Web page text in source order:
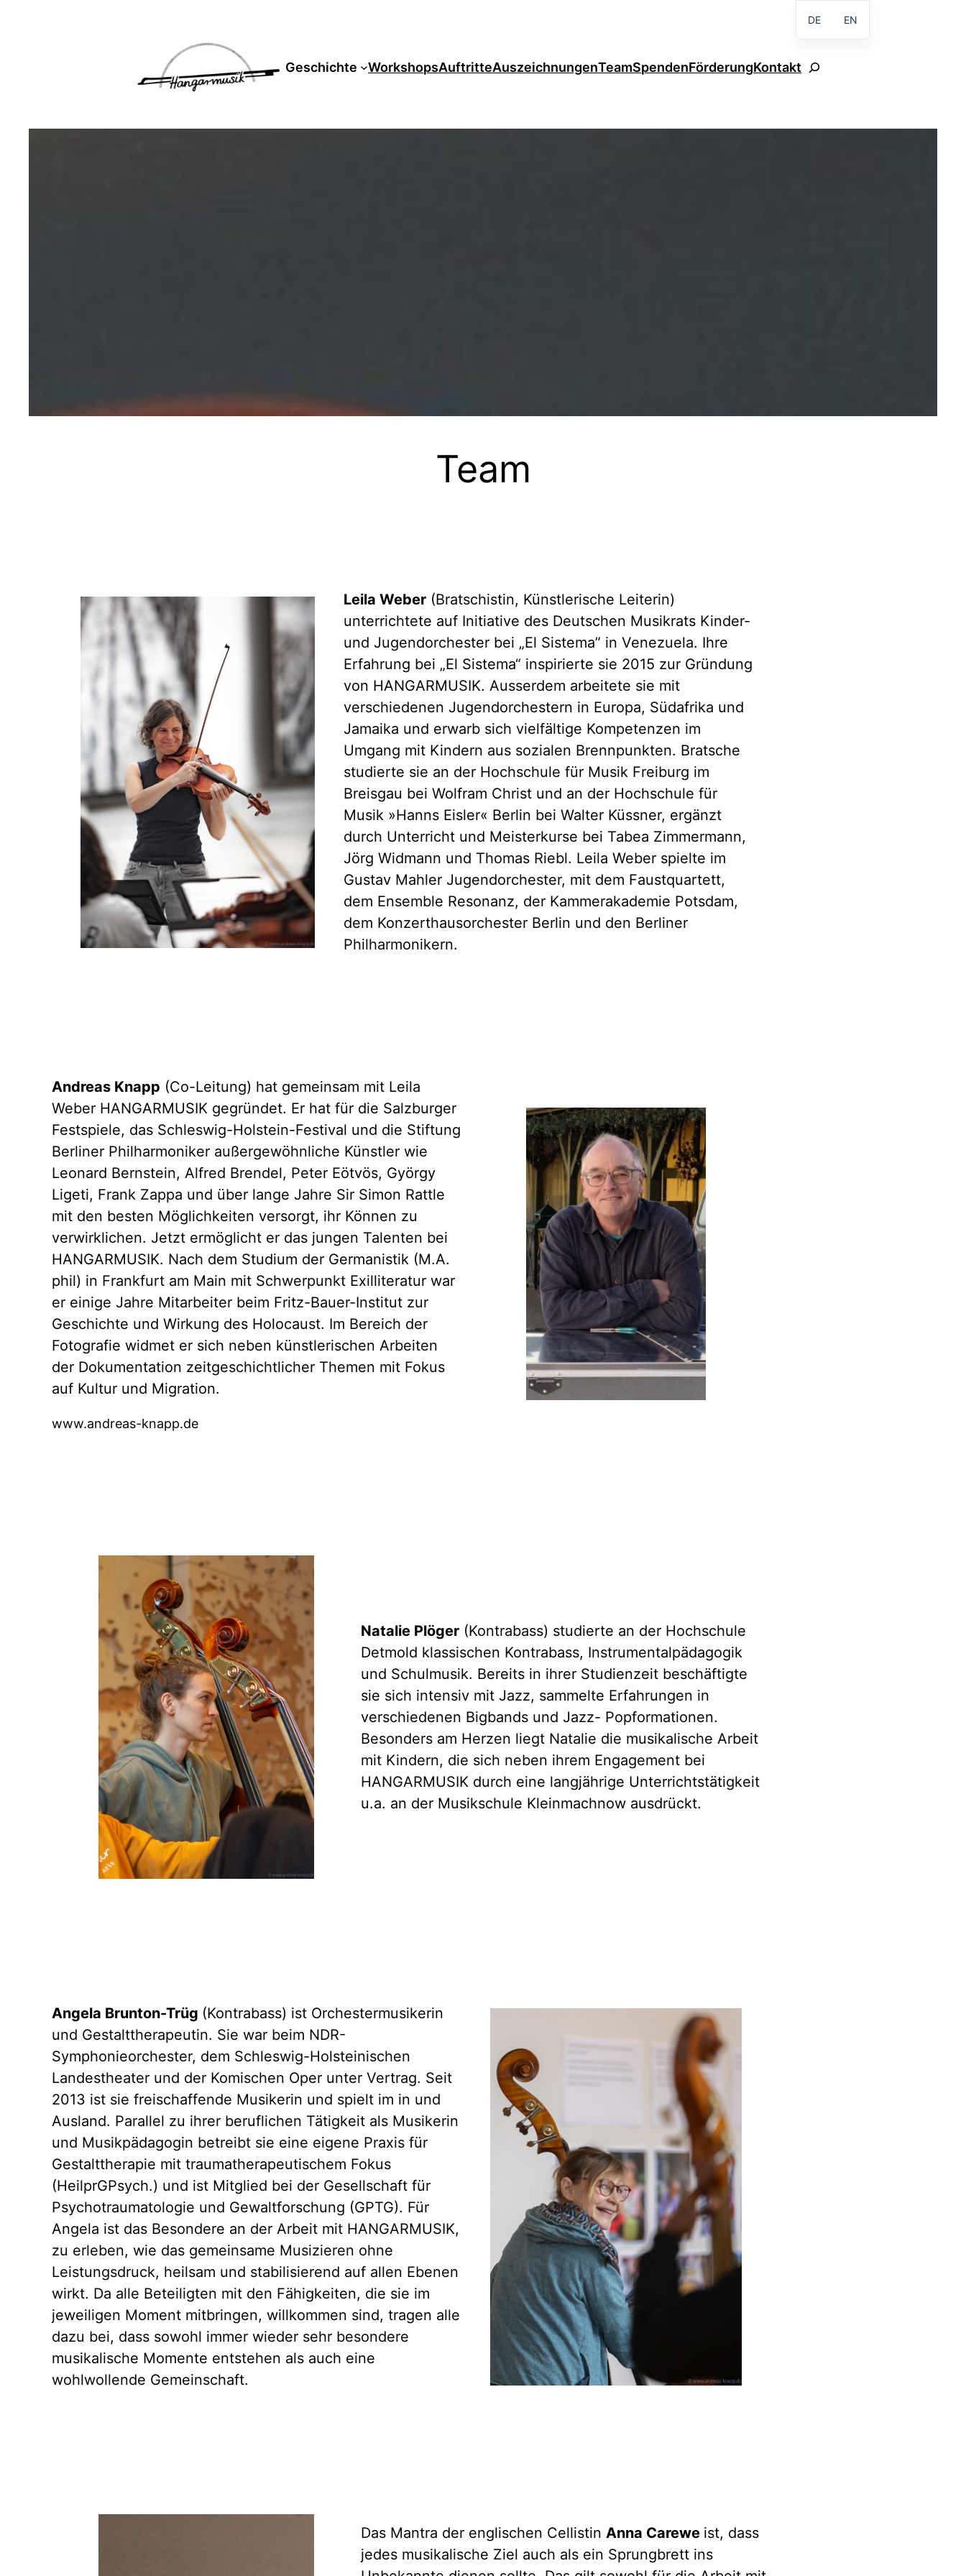
Geschichte WorkshopsAuftritteAuszeichnungenTeamSpendenFörderungKontakt Suchen
Team
Leila Weber (Bratschistin, Künstlerische Leiterin)
unterrichtete auf Initiative des Deutschen Musikrats Kinder-
und Jugendorchester bei „El Sistema” in Venezuela. Ihre
Erfahrung bei „El Sistema“ inspirierte sie 2015 zur Gründung
von HANGARMUSIK. Ausserdem arbeitete sie mit
verschiedenen Jugendorchestern in Europa, Südafrika und
Jamaika und erwarb sich vielfältige Kompetenzen im
Umgang mit Kindern aus sozialen Brennpunkten. Bratsche
studierte sie an der Hochschule für Musik Freiburg im
Breisgau bei Wolfram Christ und an der Hochschule für
Musik »Hanns Eisler« Berlin bei Walter Küssner, ergänzt
durch Unterricht und Meisterkurse bei Tabea Zimmermann,
Jörg Widmann und Thomas Riebl. Leila Weber spielte im
Gustav Mahler Jugendorchester, mit dem Faustquartett,
dem Ensemble Resonanz, der Kammerakademie Potsdam,
dem Konzerthausorchester Berlin und den Berliner
Philharmonikern.
Andreas Knapp (Co-Leitung) hat gemeinsam mit Leila
Weber HANGARMUSIK gegründet. Er hat für die Salzburger
Festspiele, das Schleswig-Holstein-Festival und die Stiftung
Berliner Philharmoniker außergewöhnliche Künstler wie
Leonard Bernstein, Alfred Brendel, Peter Eötvös, György
Ligeti, Frank Zappa und über lange Jahre Sir Simon Rattle
mit den besten Möglichkeiten versorgt, ihr Können zu
verwirklichen. Jetzt ermöglicht er das jungen Talenten bei
HANGARMUSIK. Nach dem Studium der Germanistik (M.A.
phil) in Frankfurt am Main mit Schwerpunkt Exilliteratur war
er einige Jahre Mitarbeiter beim Fritz-Bauer-Institut zur
Geschichte und Wirkung des Holocaust. Im Bereich der
Fotografie widmet er sich neben künstlerischen Arbeiten
der Dokumentation zeitgeschichtlicher Themen mit Fokus
auf Kultur und Migration.
www.andreas-knapp.de
Natalie Plöger (Kontrabass) studierte an der Hochschule
Detmold klassischen Kontrabass, Instrumentalpädagogik
und Schulmusik. Bereits in ihrer Studienzeit beschäftigte
sie sich intensiv mit Jazz, sammelte Erfahrungen in
verschiedenen Bigbands und Jazz- Popformationen.
Besonders am Herzen liegt Natalie die musikalische Arbeit
mit Kindern, die sich neben ihrem Engagement bei
HANGARMUSIK durch eine langjährige Unterrichtstätigkeit
u.a. an der Musikschule Kleinmachnow ausdrückt.
Angela Brunton-Trüg (Kontrabass) ist Orchestermusikerin
und Gestalttherapeutin. Sie war beim NDR-
Symphonieorchester, dem Schleswig-Holsteinischen
Landestheater und der Komischen Oper unter Vertrag. Seit
2013 ist sie freischaffende Musikerin und spielt im in und
Ausland. Parallel zu ihrer beruflichen Tätigkeit als Musikerin
und Musikpädagogin betreibt sie eine eigene Praxis für
Gestalttherapie mit traumatherapeutischem Fokus
(HeilprGPsych.) und ist Mitglied bei der Gesellschaft für
Psychotraumatologie und Gewaltforschung (GPTG). Für
Angela ist das Besondere an der Arbeit mit HANGARMUSIK,
zu erleben, wie das gemeinsame Musizieren ohne
Leistungsdruck, heilsam und stabilisierend auf allen Ebenen
wirkt. Da alle Beteiligten mit den Fähigkeiten, die sie im
jeweiligen Moment mitbringen, willkommen sind, tragen alle
dazu bei, dass sowohl immer wieder sehr besondere
musikalische Momente entstehen als auch eine
wohlwollende Gemeinschaft.
Das Mantra der englischen Cellistin Anna Carewe ist, dass
jedes musikalische Ziel auch als ein Sprungbrett ins
DE EN